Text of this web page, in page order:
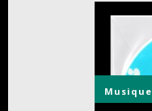
Musique